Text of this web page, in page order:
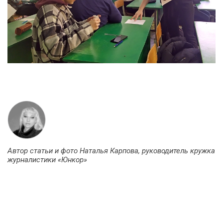
Автор статьи и фото Наталья Карпова, руководитель кружка
журналистики «Юнкор»